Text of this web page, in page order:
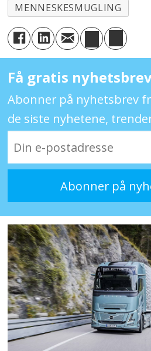
MENNESKESMUGLING
Få gratis
Abonner på nyhetsbrev
de siste nyhetene,